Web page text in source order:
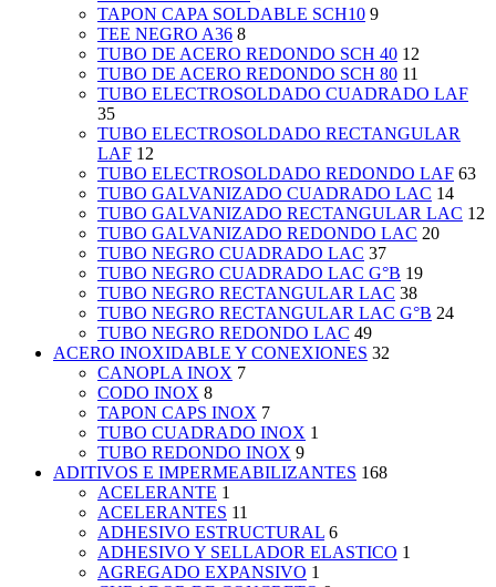
TAPON CAPA SOLDABLE SCH10 9
TEE NEGRO A36 8
TUBO DE ACERO REDONDO SCH 40 12
TUBO DE ACERO REDONDO SCH 80 11
TUBO ELECTROSOLDADO CUADRADO LAF
35
TUBO ELECTROSOLDADO RECTANGULAR
LAF 12
TUBO ELECTROSOLDADO REDONDO LAF 63
TUBO GALVANIZADO CUADRADO LAC 14
TUBO GALVANIZADO RECTANGULAR LAC 12
TUBO GALVANIZADO REDONDO LAC 20
TUBO NEGRO CUADRADO LAC 37
TUBO NEGRO CUADRADO LAC G°B 19
TUBO NEGRO RECTANGULAR LAC 38
TUBO NEGRO RECTANGULAR LAC G°B 24
TUBO NEGRO REDONDO LAC 49
ACERO INOXIDABLE Y CONEXIONES 32
CANOPLA INOX 7
CODO INOX 8
TAPON CAPS INOX 7
TUBO CUADRADO INOX 1
TUBO REDONDO INOX 9
ADITIVOS E IMPERMEABILIZANTES 168
ACELERANTE 1
ACELERANTES 11
ADHESIVO ESTRUCTURAL 6
ADHESIVO Y SELLADOR ELASTICO 1
AGREGADO EXPANSIVO 1